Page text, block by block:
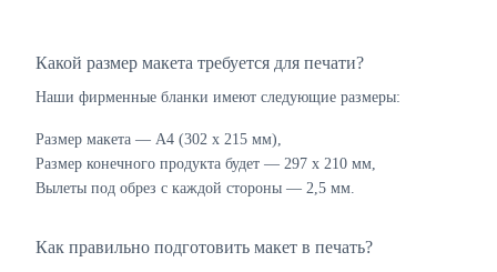
Какой размер макета требуется для печати?
Наши фирменные бланки имеют следующие размеры:
Размер макета — А4 (302 х 215 мм),
Размер конечного продукта будет — 297 х 210 мм,
Вылеты под обрез с каждой стороны — 2,5 мм.
Как правильно подготовить макет в печать?